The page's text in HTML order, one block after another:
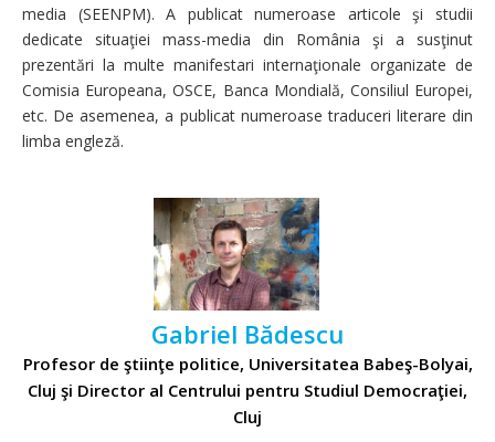
media (SEENPM). A publicat numeroase articole şi studii
dedicate situaţiei mass-media din România şi a susţinut
prezentări la multe manifestari internaţionale organizate de
Comisia Europeana, OSCE, Banca Mondială, Consiliul Europei,
etc. De asemenea, a publicat numeroase traduceri literare din
limba engleză.
Gabriel Bădescu
Profesor de ştiinţe politice, Universitatea Babeş-Bolyai,
Cluj şi Director al Centrului pentru Studiul Democraţiei,
Cluj